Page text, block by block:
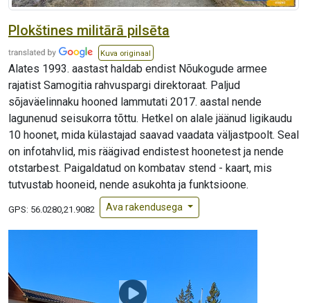
Plokštines militārā pilsēta
Kuva originaal
Alates 1993. aastast haldab endist Nõukogude armee
rajatist Samogitia rahvuspargi direktoraat. Paljud
sõjaväelinnaku hooned lammutati 2017. aastal nende
lagunenud seisukorra tõttu. Hetkel on alale jäänud ligikaudu
10 hoonet, mida külastajad saavad vaadata väljastpoolt. Seal
on infotahvlid, mis räägivad endistest hoonetest ja nende
otstarbest. Paigaldatud on kombatav stend - kaart, mis
tutvustab hooneid, nende asukohta ja funktsioone.
GPS: 56.0280,21.9082 Ava rakendusega